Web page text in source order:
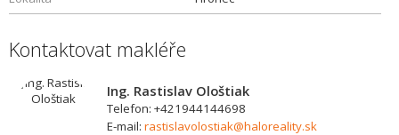
Kontaktovat makléře
Ing. Rastislav Ološtiak
Telefon: +421944144698
E-mail: rastislavolostiak@haloreality.sk